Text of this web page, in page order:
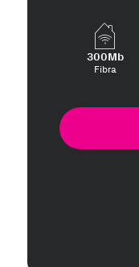
300Mb
Fibra